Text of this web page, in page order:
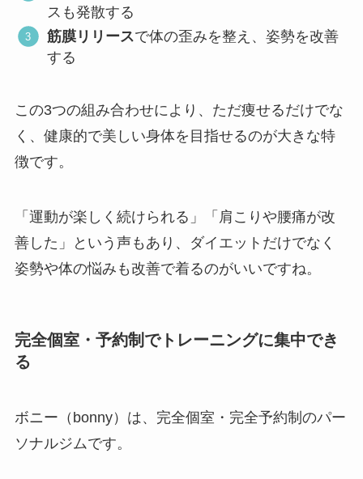
スも発散する
筋膜リリースで体の歪みを整え、姿勢を改善
する
この3つの組み合わせにより、ただ痩せるだけでな
く、健康的で美しい身体を目指せるのが大きな特
徴です。
「運動が楽しく続けられる」「肩こりや腰痛が改
善した」という声もあり、ダイエットだけでなく
姿勢や体の悩みも改善で着るのがいいですね。
完全個室・予約制でトレーニングに集中でき
る
ボニー（bonny）は、完全個室・完全予約制のパー
ソナルジムです。